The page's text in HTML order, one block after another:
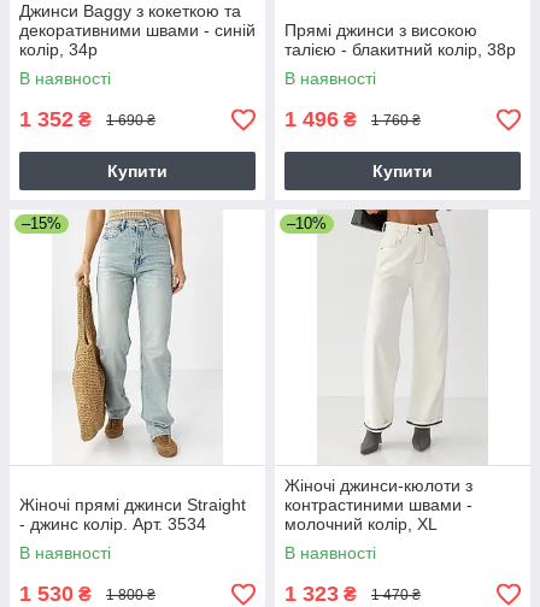
Джинси Baggy з кокеткою та
декоративними швами - синій
колір, 34р
В наявності
1 352 ₴ 1 690 ₴
Купити
Прямі джинси з високою
талією - блакитний колір, 38р
В наявності
1 496 ₴ 1 760 ₴
Купити
–15%
Жіночі прямі джинси Straight
- джинс колір. Арт. 3534
В наявності
1 530 ₴ 1 800 ₴
–10%
Жіночі джинси-кюлоти з
контрастиними швами -
молочний колір, XL
В наявності
1 323 ₴ 1 470 ₴